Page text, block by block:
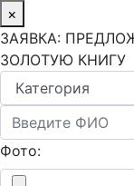
×
ЗАЯВКА:
ЗОЛОТУЮ КНИГУ
Фото: